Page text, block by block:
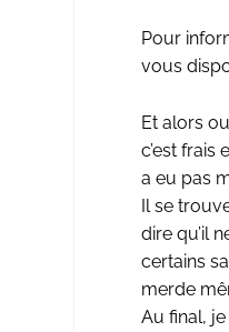
Pour
vous
Et alors
c’est frais
a eu pas
Il se
dire qu’il
certains
merde
Au final,